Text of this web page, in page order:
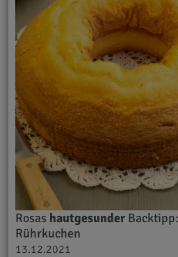
Rosas hautgesunder
Rührkuchen
13.12.2021